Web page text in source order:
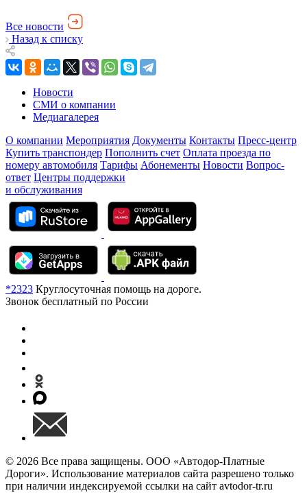
Все новости
Назад к списку
Новости
СМИ о компании
Медиагалерея
О компании Мероприятия Документы Контакты Пресс-центр
Купить транспондер Пополнить счет Оплата проезда по
номеру автомобиля Тарифы Абонементы Новости Вопрос-
ответ Центры поддержки
и обслуживания
*2323 Круглосуточная помощь на дороге.
Звонок бесплатный по России
© 2026 Все права защищены. ООО «Автодор-Платные
Дороги». Использование материалов сайта разрешено только
при наличии индексируемой ссылки на сайт avtodor-tr.ru